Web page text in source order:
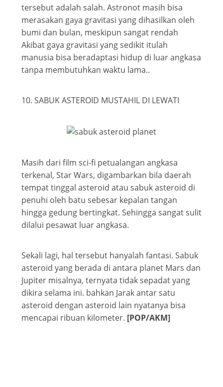
tersebut adalah salah. Astronot masih bisa
merasakan gaya gravitasi yang dihasilkan oleh
bumi dan bulan, meskipun sangat rendah
Akibat gaya gravitasi yang sedikit itulah
manusia bisa beradaptasi hidup di luar angkasa
tanpa membutuhkan waktu lama..
10. SABUK ASTEROID MUSTAHIL DI LEWATI
Masih dari film sci-fi petualangan angkasa
terkenal, Star Wars, digambarkan bila daerah
tempat tinggal asteroid atau sabuk asteroid di
penuhi oleh batu sebesar kepalan tangan
hingga gedung bertingkat. Sehingga sangat sulit
dilalui pesawat luar angkasa.
Sekali lagi, hal tersebut hanyalah fantasi. Sabuk
asteroid yang berada di antara planet Mars dan
Jupiter misalnya, ternyata tidak sepadat yang
dikira selama ini. bahkan Jarak antar satu
asteroid dengan asteroid lain nyatanya bisa
mencapai ribuan kilometer. [POP/AKM]